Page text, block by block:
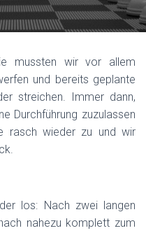
mussten wir vor allem
und bereits geplante
streichen. Immer dann,
Durchführung zuzulassen
rasch wieder zu und wir
los: Nach zwei langen
nahezu komplett zum